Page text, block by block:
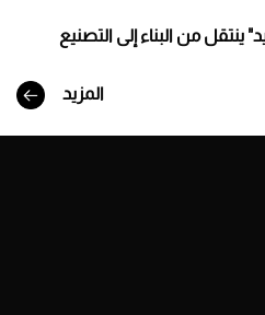
من البناء إلى التصنيع
المزيد